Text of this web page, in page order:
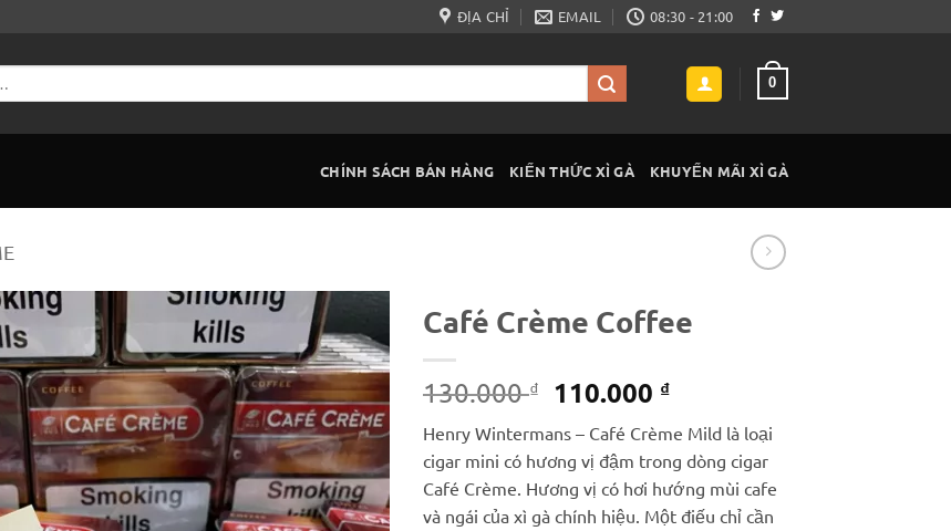
ĐỊA CHỈ EMAIL 08:30 - 21:00
0
CHÍNH SÁCH BÁN HÀNG KIẾN THỨC XÌ GÀ KHUYẾN MÃI XÌ GÀ
Café Crème Coffee
130.000₫ Giá
là:
130.000 ₫.
110.000 ₫Giá
tại
là:
110.000 ₫.
Henry Wintermans – Café Crème Mild là loại
cigar mini có hương vị đậm trong dòng cigar
Café Crème. Hương vị có hơi hướng mùi cafe
và ngái của xì gà chính hiệu. Một điếu chỉ cần